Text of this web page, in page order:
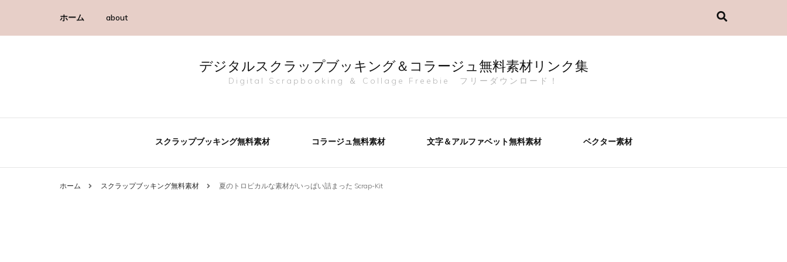
ホーム about
デジタルスクラップブッキング＆コラージュ無料素材リンク集
Digital Scrapbooking ＆ Collage Freebie フリーダウンロード！
スクラップブッキング無料素材 コラージュ無料素材 文字＆アルファベット無料素材 ベクター素材
ホーム スクラップブッキング無料素材 夏のトロピカルな素材がいっぱい詰まった Scrap-Kit